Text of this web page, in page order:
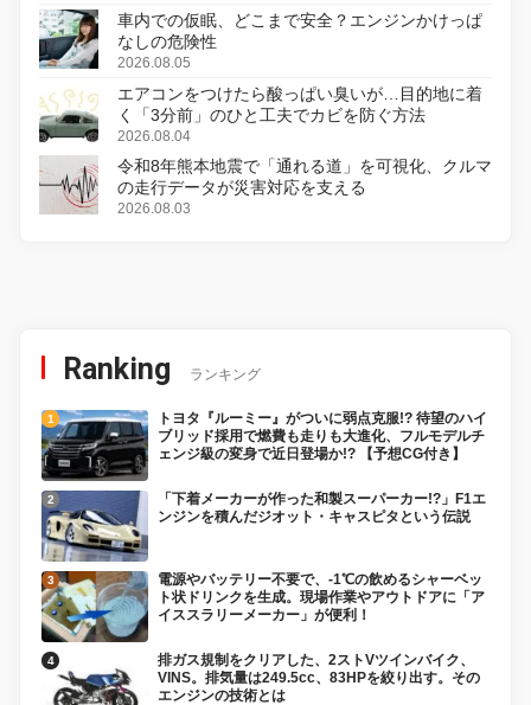
車内での仮眠、どこまで安全？エンジンかけっぱ
なしの危険性
2026.08.05
エアコンをつけたら酸っぱい臭いが…目的地に着
く「3分前」のひと工夫でカビを防ぐ方法
2026.08.04
令和8年熊本地震で「通れる道」を可視化、クルマ
の走行データが災害対応を支える
2026.08.03
Ranking ランキング
トヨタ『ルーミー』がついに弱点克服!? 待望のハイ
ブリッド採用で燃費も走りも大進化、フルモデルチ
ェンジ級の変身で近日登場か!? 【予想CG付き】
「下着メーカーが作った和製スーパーカー!?」F1エ
ンジンを積んだジオット・キャスピタという伝説
電源やバッテリー不要で、-1℃の飲めるシャーベッ
ト状ドリンクを生成。現場作業やアウトドアに「ア
イススラリーメーカー」が便利！
排ガス規制をクリアした、2ストVツインバイク、
VINS。排気量は249.5cc、83HPを絞り出す。その
エンジンの技術とは